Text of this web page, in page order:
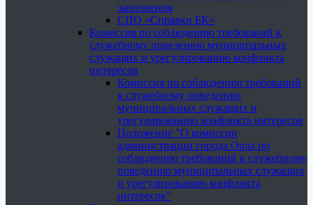
заполнения
СПО «Справки БК»
Комиссия по соблюдению требований к
служебному поведению муниципальных
служащих и урегулированию конфликта
интересов
Комиссия по соблюдению требований
к служебному поведению
муниципальных служащих и
урегулированию конфликта интересов
Положение "О комиссии
администрации города Орла по
соблюдению требований к служебному
поведению муниципальных служащих
и урегулированию конфликта
интересов"